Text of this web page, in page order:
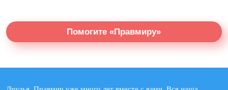
Помогите «Правмиру»